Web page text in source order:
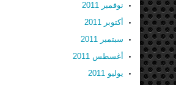
نوفمبر 2011
أكتوبر 2011
سبتمبر 2011
أغسطس 2011
يوليو 2011